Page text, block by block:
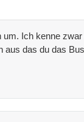
Ich kenne
aus das du das